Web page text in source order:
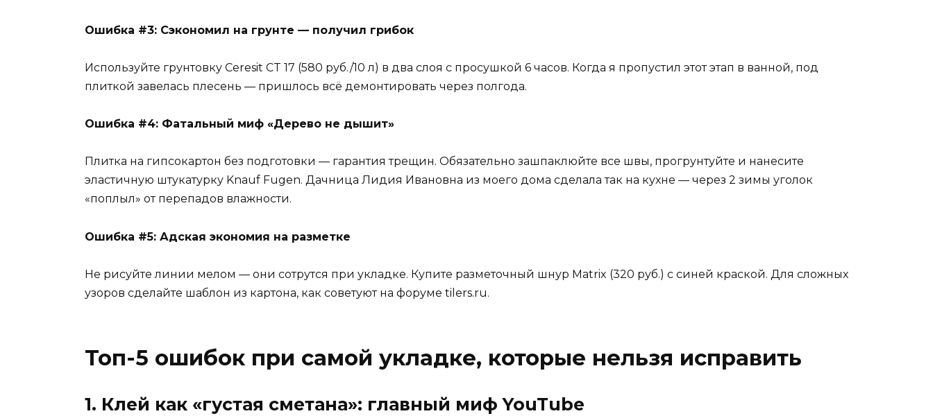
Ошибка #3: Сэкономил на грунте — получил грибок
Используйте грунтовку Ceresit CT 17 (580 руб./10 л) в два слоя с просушкой 6 часов. Когда я пропустил этот этап в ванной, под
плиткой завелась плесень — пришлось всё демонтировать через полгода.
Ошибка #4: Фатальный миф «Дерево не дышит»
Плитка на гипсокартон без подготовки — гарантия трещин. Обязательно зашпаклюйте все швы, прогрунтуйте и нанесите
эластичную штукатурку Knauf Fugen. Дачница Лидия Ивановна из моего дома сделала так на кухне — через 2 зимы уголок
«поплыл» от перепадов влажности.
Ошибка #5: Адская экономия на разметке
Не рисуйте линии мелом — они сотрутся при укладке. Купите разметочный шнур Matrix (320 руб.) с синей краской. Для сложных
узоров сделайте шаблон из картона, как советуют на форуме tilers.ru.
Топ-5 ошибок при самой укладке, которые нельзя исправить
1. Клей как «густая сметана»: главный миф YouTube